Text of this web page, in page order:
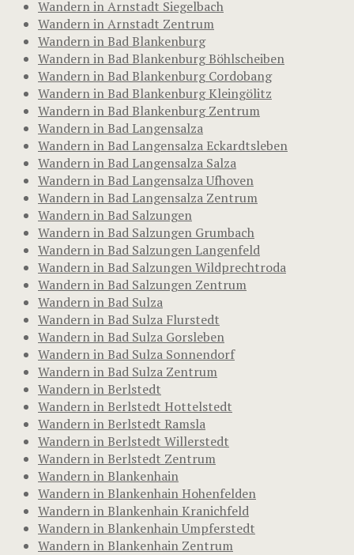
Wandern in Arnstadt Siegelbach
Wandern in Arnstadt Zentrum
Wandern in Bad Blankenburg
Wandern in Bad Blankenburg Böhlscheiben
Wandern in Bad Blankenburg Cordobang
Wandern in Bad Blankenburg Kleingölitz
Wandern in Bad Blankenburg Zentrum
Wandern in Bad Langensalza
Wandern in Bad Langensalza Eckardtsleben
Wandern in Bad Langensalza Salza
Wandern in Bad Langensalza Ufhoven
Wandern in Bad Langensalza Zentrum
Wandern in Bad Salzungen
Wandern in Bad Salzungen Grumbach
Wandern in Bad Salzungen Langenfeld
Wandern in Bad Salzungen Wildprechtroda
Wandern in Bad Salzungen Zentrum
Wandern in Bad Sulza
Wandern in Bad Sulza Flurstedt
Wandern in Bad Sulza Gorsleben
Wandern in Bad Sulza Sonnendorf
Wandern in Bad Sulza Zentrum
Wandern in Berlstedt
Wandern in Berlstedt Hottelstedt
Wandern in Berlstedt Ramsla
Wandern in Berlstedt Willerstedt
Wandern in Berlstedt Zentrum
Wandern in Blankenhain
Wandern in Blankenhain Hohenfelden
Wandern in Blankenhain Kranichfeld
Wandern in Blankenhain Umpferstedt
Wandern in Blankenhain Zentrum